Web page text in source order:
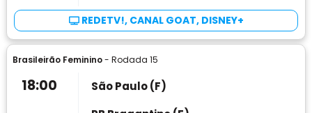
REDETV!, CANAL GOAT, DISNEY+
Brasileirão Feminino- Rodada 15
18:00
São Paulo (F)